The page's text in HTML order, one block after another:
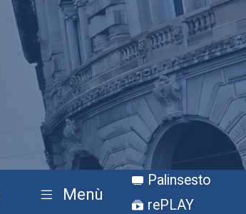
Menù
Palinsesto
rePLAY